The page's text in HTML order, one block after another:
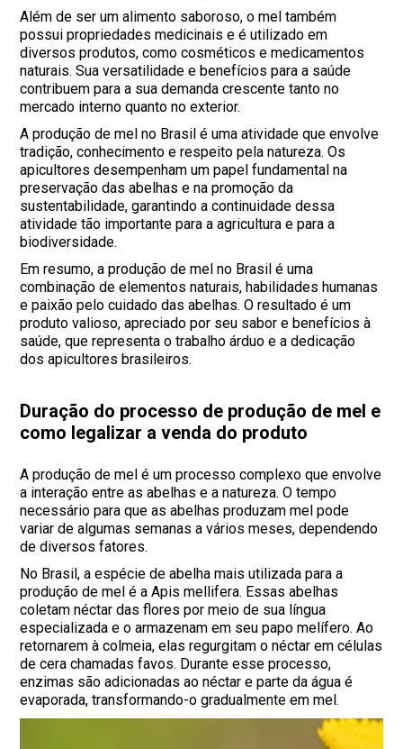
Além de ser um alimento saboroso, o mel também
possui propriedades medicinais e é utilizado em
diversos produtos, como cosméticos e medicamentos
naturais. Sua versatilidade e benefícios para a saúde
contribuem para a sua demanda crescente tanto no
mercado interno quanto no exterior.
A produção de mel no Brasil é uma atividade que envolve
tradição, conhecimento e respeito pela natureza. Os
apicultores desempenham um papel fundamental na
preservação das abelhas e na promoção da
sustentabilidade, garantindo a continuidade dessa
atividade tão importante para a agricultura e para a
biodiversidade.
Em resumo, a produção de mel no Brasil é uma
combinação de elementos naturais, habilidades humanas
e paixão pelo cuidado das abelhas. O resultado é um
produto valioso, apreciado por seu sabor e benefícios à
saúde, que representa o trabalho árduo e a dedicação
dos apicultores brasileiros.
Duração do processo de produção de mel e
como legalizar a venda do produto
A produção de mel é um processo complexo que envolve
a interação entre as abelhas e a natureza. O tempo
necessário para que as abelhas produzam mel pode
variar de algumas semanas a vários meses, dependendo
de diversos fatores.
No Brasil, a espécie de abelha mais utilizada para a
produção de mel é a Apis mellifera. Essas abelhas
coletam néctar das flores por meio de sua língua
especializada e o armazenam em seu papo melífero. Ao
retornarem à colmeia, elas regurgitam o néctar em células
de cera chamadas favos. Durante esse processo,
enzimas são adicionadas ao néctar e parte da água é
evaporada, transformando-o gradualmente em mel.